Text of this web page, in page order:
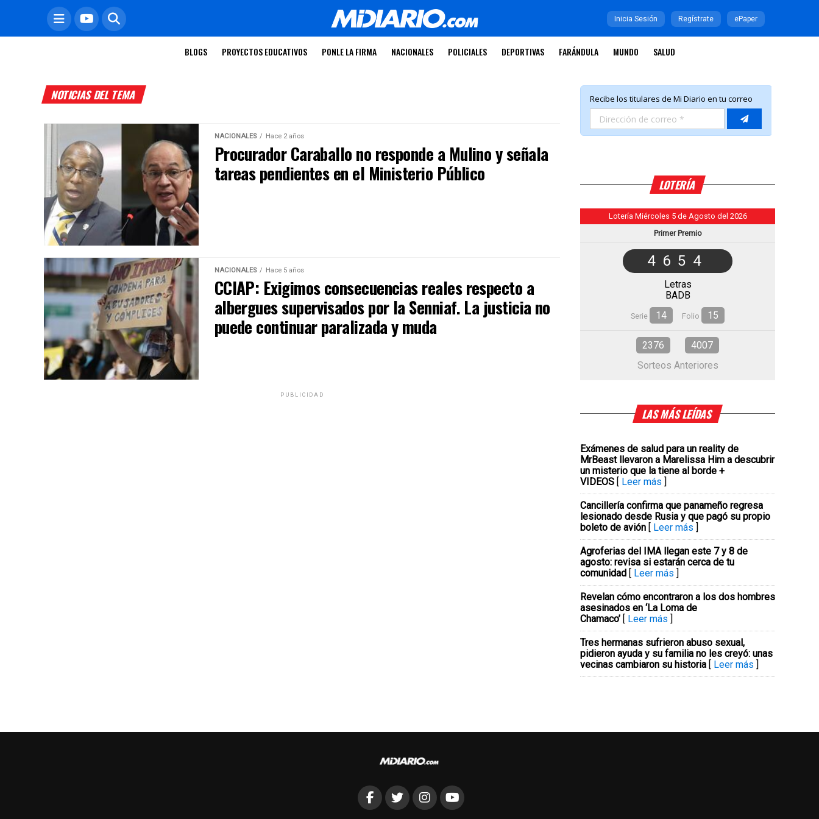
Inicia Sesión Regístrate ePaper
BLOGS PROYECTOS EDUCATIVOS PONLE LA FIRMA NACIONALES POLICIALES DEPORTIVAS FARÁNDULA MUNDO SALUD
NOTICIAS DEL TEMA
NACIONALES Hace 2 años
Procurador Caraballo no responde a Mulino y señala
tareas pendientes en el Ministerio Público
NACIONALES Hace 5 años
CCIAP: Exigimos consecuencias reales respecto a
albergues supervisados por la Senniaf. La justicia no
puede continuar paralizada y muda
PUBLICIDAD
LOTERÍA
Lotería Miércoles 5 de Agosto del 2026
Primer Premio
4654
Letras
BADB
Serie 14 Folio 15
2376
4007
Sorteos Anteriores
LAS MÁS LEÍDAS
Exámenes de salud para un reality de
MrBeast llevaron a Marelissa Him a descubrir
un misterio que la tiene al borde +
VIDEOS [ Leer más ]
Cancillería confirma que panameño regresa
lesionado desde Rusia y que pagó su propio
boleto de avión [ Leer más ]
Agroferias del IMA llegan este 7 y 8 de
agosto: revisa si estarán cerca de tu
comunidad [ Leer más ]
Revelan cómo encontraron a los dos hombres
asesinados en ‘La Loma de
Chamaco’ [ Leer más ]
Tres hermanas sufrieron abuso sexual,
pidieron ayuda y su familia no les creyó: unas
vecinas cambiaron su historia [ Leer más ]